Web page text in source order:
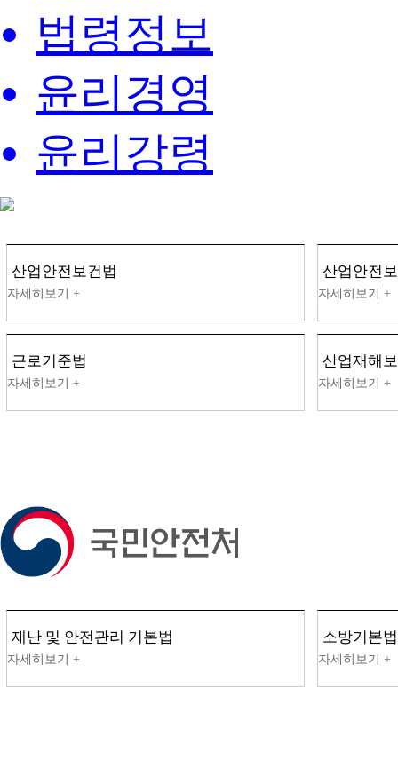
법령정보
윤리경영
윤리강령
산업안전보건법 산업안전
근로기준법 산업재해
재난 및 안전관리 기본법 소방기본법